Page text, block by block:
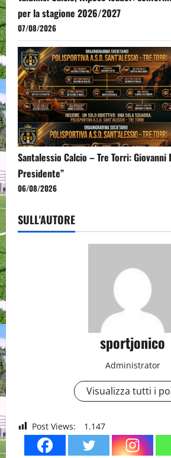
per la stagione 2026/2027
07/08/2026
Santalessio Calcio – Tre Torri:
Presidente”
06/08/2026
SULL'AUTORE
sportjonico
Administrator
Visualizza tutti i
Post Views: 1.147